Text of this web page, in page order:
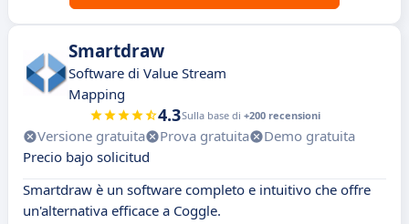
Smartdraw
Software di Value Stream
Mapping
4.3Sulla base di +200 recensioni
Versione gratuita Prova gratuita
Demo gratuita
Precio bajo solicitud
Smartdraw è un software completo e intuitivo che offre
un'alternativa efficace a Coggle.